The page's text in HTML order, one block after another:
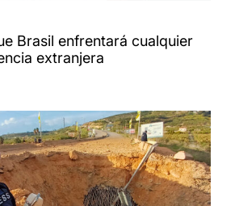
Brasil enfrentará cualquier
extranjera